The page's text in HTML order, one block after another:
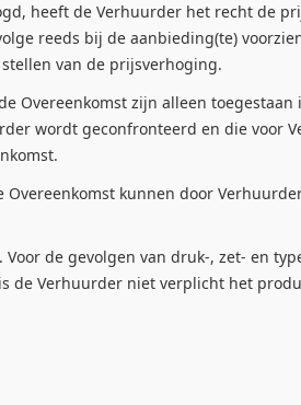
heeft de Verhuurder het recht de
reeds bij de aanbieding(te)
van de prijsverhoging.
zijn alleen toegestaan
wordt geconfronteerd en die voor
kunnen door
de gevolgen van druk-, zet- en
de Verhuurder niet verplicht het